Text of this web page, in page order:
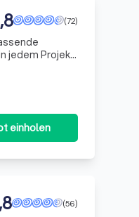
(72)
jedem Projekt.
einholen
(56)